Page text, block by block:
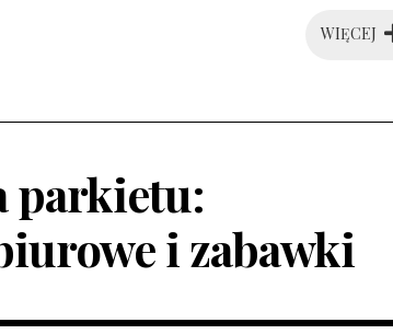
WIĘCEJ
parkietu:
i zabawki